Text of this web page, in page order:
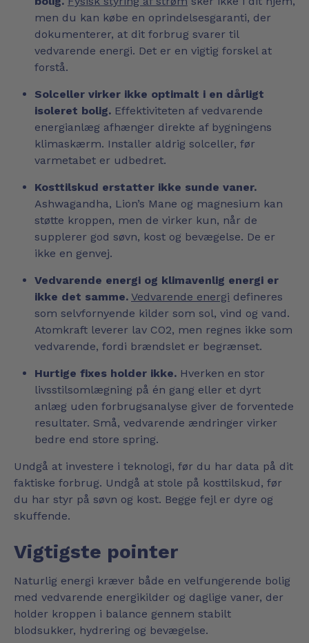
men du kan købe en oprindelsesgaranti, der
dokumenterer, at dit forbrug svarer til
vedvarende energi. Det er en vigtig forskel at
forstå.
Solceller virker ikke optimalt i en dårligt
isoleret bolig. Effektiviteten af vedvarende
energianlæg afhænger direkte af bygningens
klimaskærm. Installer aldrig solceller, før
varmetabet er udbedret.
Kosttilskud erstatter ikke sunde vaner.
Ashwagandha, Lion’s Mane og magnesium kan
støtte kroppen, men de virker kun, når de
supplerer god søvn, kost og bevægelse. De er
ikke en genvej.
Vedvarende energi og klimavenlig energi er
ikke det samme. Vedvarende energi defineres
som selvfornyende kilder som sol, vind og vand.
Atomkraft leverer lav CO2, men regnes ikke som
vedvarende, fordi brændslet er begrænset.
Hurtige fixes holder ikke. Hverken en stor
livsstilsomlægning på én gang eller et dyrt
anlæg uden forbrugsanalyse giver de forventede
resultater. Små, vedvarende ændringer virker
bedre end store spring.
Undgå at investere i teknologi, før du har data på dit
faktiske forbrug. Undgå at stole på kosttilskud, før
du har styr på søvn og kost. Begge fejl er dyre og
skuffende.
Vigtigste pointer
Naturlig energi kræver både en velfungerende bolig
med vedvarende energikilder og daglige vaner, der
holder kroppen i balance gennem stabilt
blodsukker, hydrering og bevægelse.